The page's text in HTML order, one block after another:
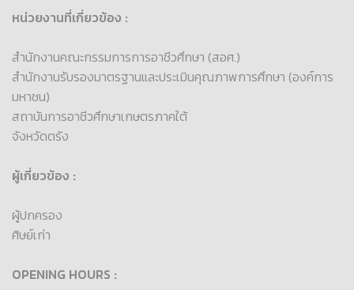
หน่วยงานที่เกี่ยวข้อง :
สำนักงานคณะกรรมการการอาชีวศึกษา (สอศ.)
สำนักงานรับรองมาตรฐานและประเมินคุณภาพการศึกษา (องค์การ
มหาชน)
สถาบันการอาชีวศึกษาเกษตรภาคใต้
จังหวัดตรัง
ผู้เกี่ยวข้อง :
ผู้ปกครอง
ศิษย์เก่า
OPENING HOURS :